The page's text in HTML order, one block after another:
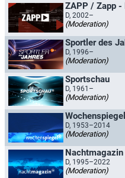
ZAPP / Zapp -
D, 2002–
(Moderation)
Sportler des
D, 1996–
(Moderation)
Sportschau
D, 1961–
(Moderation)
Wochenspiegel
D, 1953–2014
(Moderation)
Nachtmagazin
D, 1995–2022
(Moderation)